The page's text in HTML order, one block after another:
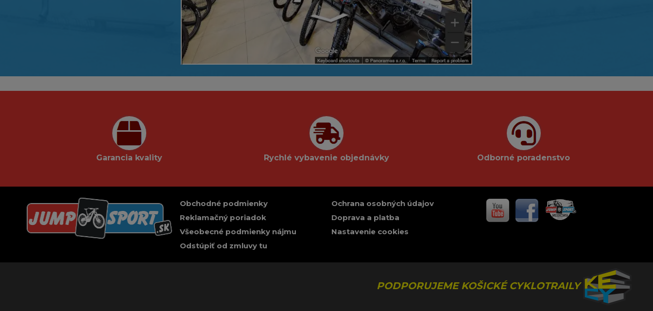
Garancia kvality Rychlé vybavenie objednávky Odborné poradenstvo
Obchodné podmienky
Reklamačný poriadok
Všeobecné podmienky nájmu
Odstúpiť od zmluvy tu
Ochrana osobných údajov
Doprava a platba
Nastavenie cookies
PODPORUJEME KOŠICKÉ CYKLOTRAILY